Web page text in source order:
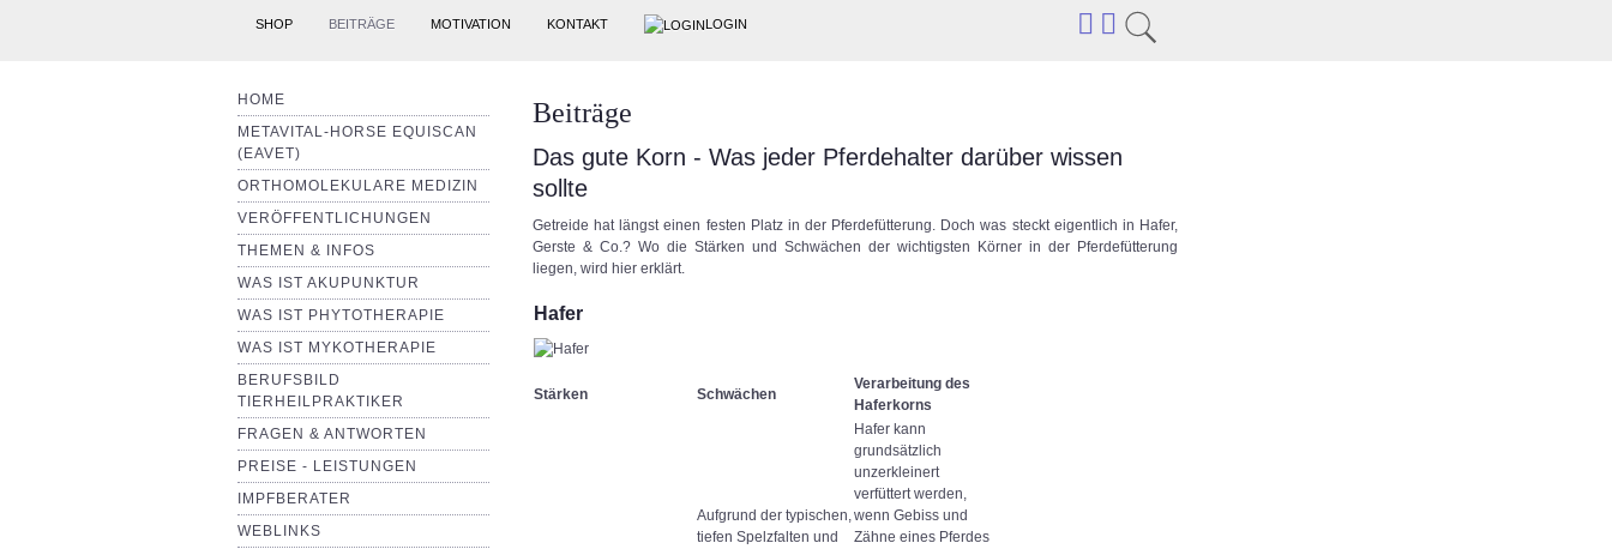
SHOP BEITRÄGE MOTIVATION KONTAKT LOGIN
HOME
METAVITAL-HORSE EQUISCAN
(EAVET)
ORTHOMOLEKULARE MEDIZIN
VERÖFFENTLICHUNGEN
THEMEN & INFOS
WAS IST AKUPUNKTUR
WAS IST PHYTOTHERAPIE
WAS IST MYKOTHERAPIE
BERUFSBILD
TIERHEILPRAKTIKER
FRAGEN & ANTWORTEN
PREISE - LEISTUNGEN
IMPFBERATER
WEBLINKS
Beiträge
Das gute Korn - Was jeder Pferdehalter darüber wissen
sollte
Getreide hat längst einen festen Platz in der Pferdefütterung. Doch was steckt eigentlich in Hafer,
Gerste & Co.? Wo die Stärken und Schwächen der wichtigsten Körner in der Pferdefütterung
liegen, wird hier erklärt.
Hafer
Stärken Schwächen
Verarbeitung des
Haferkorns
Aufgrund der typischen,
tiefen Spelzfalten und
Hafer kann
grundsätzlich
unzerkleinert
verfüttert werden,
wenn Gebiss und
Zähne eines Pferdes